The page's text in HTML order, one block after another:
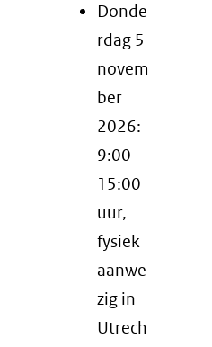
Donde
rdag 5
novem
ber
2026:
9:00 –
15:00
uur,
fysiek
aanwe
zig in
Utrech